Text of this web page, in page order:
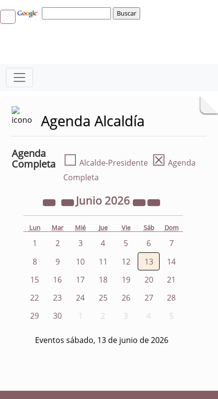
Agenda Alcaldía
Agenda
Completa
☐ Alcalde-Presidente ☒ Agenda
Completa
Junio 2026
Lun Mar Mié Jue Vie Sáb Dom
1 2 3 4 5 6
7
8
9 10 11 12 13
14
15
16 17 18 19 20
21
22
23 24 25 26 27
28
29
30 1 2 3 4 5
Eventos sábado, 13 de junio de 2026